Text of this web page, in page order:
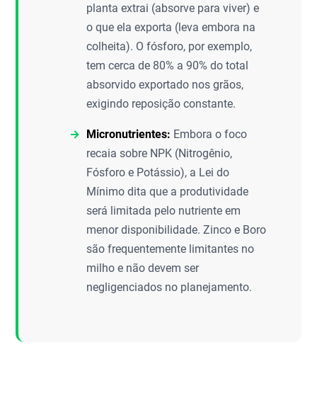
planta extrai (absorve para viver) e
o que ela exporta (leva embora na
colheita). O fósforo, por exemplo,
tem cerca de 80% a 90% do total
absorvido exportado nos grãos,
exigindo reposição constante.
Micronutrientes: Embora o foco
recaia sobre NPK (Nitrogênio,
Fósforo e Potássio), a Lei do
Mínimo dita que a produtividade
será limitada pelo nutriente em
menor disponibilidade. Zinco e Boro
são frequentemente limitantes no
milho e não devem ser
negligenciados no planejamento.